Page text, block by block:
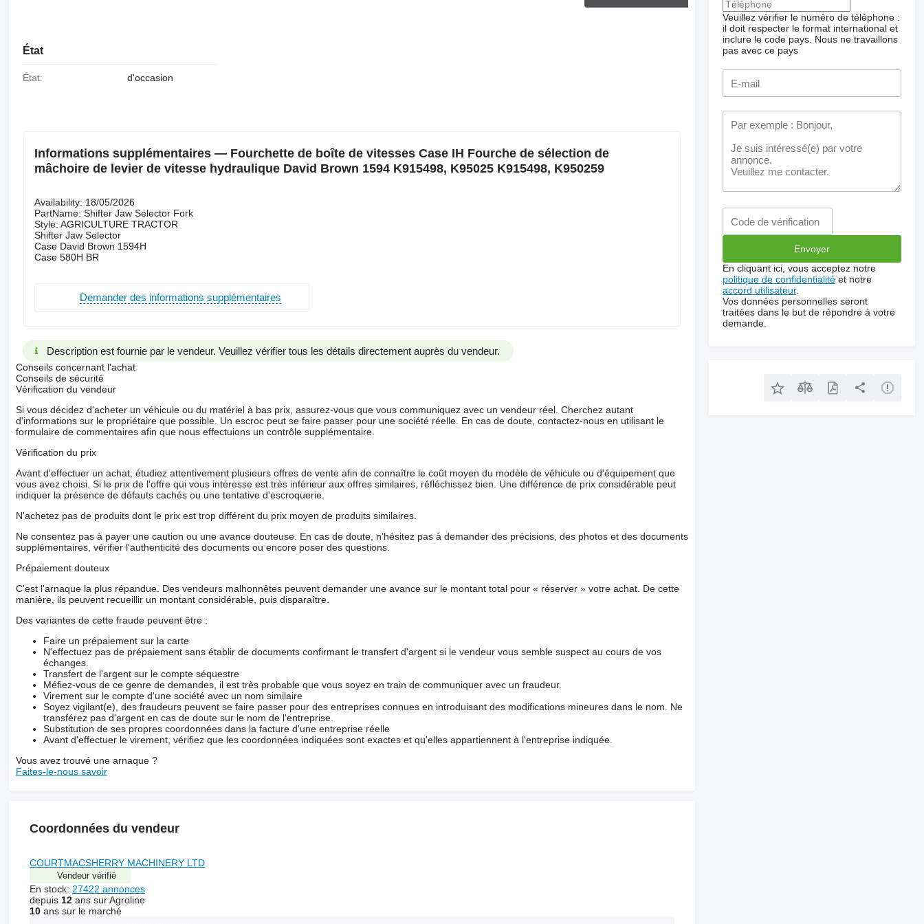
État
État: d'occasion
Informations supplémentaires — Fourchette de boîte de vitesses Case IH Fourche de sélection de
mâchoire de levier de vitesse hydraulique David Brown 1594 K915498, K95025 K915498, K950259
Availability: 18/05/2026
PartName: Shifter Jaw Selector Fork
Style: AGRICULTURE TRACTOR
Shifter Jaw Selector
Case David Brown 1594H
Case 580H BR
Demander des informations supplémentaires
Description est fournie par le vendeur. Veuillez vérifier tous les détails directement auprès du vendeur.
Conseils concernant l'achat
Conseils de sécurité
Vérification du vendeur
Si vous décidez d'acheter un véhicule ou du matériel à bas prix, assurez-vous que vous communiquez avec un vendeur réel. Cherchez autant
d'informations sur le propriétaire que possible. Un escroc peut se faire passer pour une société réelle. En cas de doute, contactez-nous en utilisant le
formulaire de commentaires afin que nous effectuions un contrôle supplémentaire.
Vérification du prix
Avant d'effectuer un achat, étudiez attentivement plusieurs offres de vente afin de connaître le coût moyen du modèle de véhicule ou d'équipement que
vous avez choisi. Si le prix de l'offre qui vous intéresse est très inférieur aux offres similaires, réfléchissez bien. Une différence de prix considérable peut
indiquer la présence de défauts cachés ou une tentative d'escroquerie.
N'achetez pas de produits dont le prix est trop différent du prix moyen de produits similaires.
Ne consentez pas à payer une caution ou une avance douteuse. En cas de doute, n’hésitez pas à demander des précisions, des photos et des documents
supplémentaires, vérifier l'authenticité des documents ou encore poser des questions.
Prépaiement douteux
C'est l'arnaque la plus répandue. Des vendeurs malhonnêtes peuvent demander une avance sur le montant total pour « réserver » votre achat. De cette
manière, ils peuvent recueillir un montant considérable, puis disparaître.
Des variantes de cette fraude peuvent être :
Faire un prépaiement sur la carte
N'effectuez pas de prépaiement sans établir de documents confirmant le transfert d'argent si le vendeur vous semble suspect au cours de vos
échanges.
Transfert de l'argent sur le compte séquestre
Méfiez-vous de ce genre de demandes, il est très probable que vous soyez en train de communiquer avec un fraudeur.
Virement sur le compte d'une société avec un nom similaire
Soyez vigilant(e), des fraudeurs peuvent se faire passer pour des entreprises connues en introduisant des modifications mineures dans le nom. Ne
transférez pas d'argent en cas de doute sur le nom de l'entreprise.
Substitution de ses propres coordonnées dans la facture d'une entreprise réelle
Avant d'effectuer le virement, vérifiez que les coordonnées indiquées sont exactes et qu'elles appartiennent à l'entreprise indiquée.
Vous avez trouvé une arnaque ?
Faites-le-nous savoir
Coordonnées du vendeur
COURTMACSHERRY MACHINERY LTD
Vendeur vérifié
En stock: 27422 annonces
depuis 12ans sur Agroline
10ans sur le marché
Veuillez vérifier le numéro de téléphone :
il doit respecter le format international et
inclure le code pays. Nous ne travaillons
pas avec ce pays
En cliquant ici, vous acceptez notre
politique de confidentialité et notre
accord utilisateur.
Vos données personnelles seront
traitées dans le but de répondre à votre
demande.